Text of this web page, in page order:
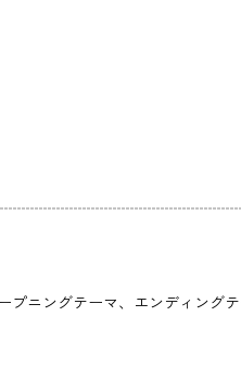
ニングテーマ、エンディング